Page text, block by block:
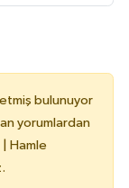
bulunuyor
yorumlardan
Hamle